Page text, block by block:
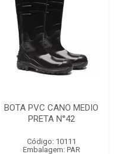
BOTA PVC CANO MEDIO
PRETA N°42
Código: 10111
Embalagem: PAR